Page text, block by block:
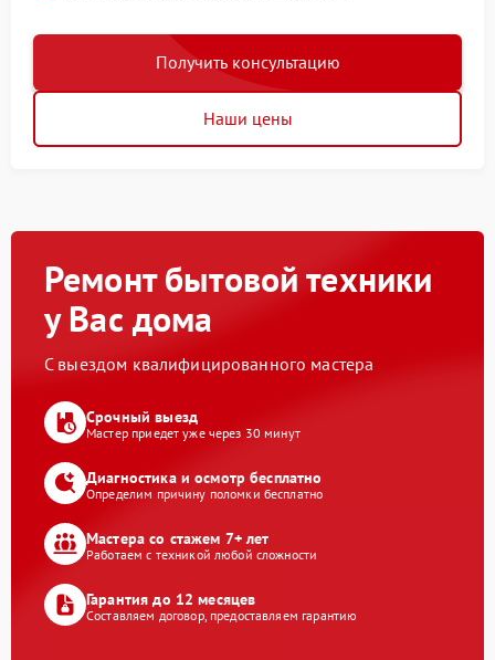
Получить консультацию
Наши цены
Ремонт бытовой техники
у Вас дома
С выездом квалифицированного мастера
Срочный выезд
Мастер приедет уже через 30 минут
Диагностика и осмотр бесплатно
Определим причину поломки бесплатно
Мастера со стажем 7+ лет
Работаем с техникой любой сложности
Гарантия до 12 месяцев
Составляем договор, предоставляем гарантию